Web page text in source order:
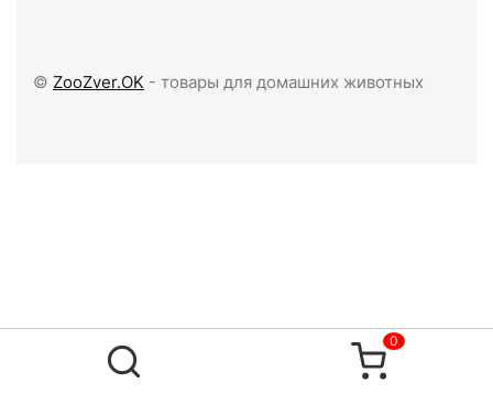
© ZooZver.OK - товары для домашних животных
0